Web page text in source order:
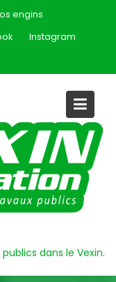
engins
Instagram
dans le Vexin.